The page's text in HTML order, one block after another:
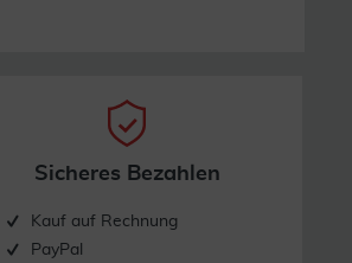
Sicheres Bezahlen
Kauf auf Rechnung
PayPal